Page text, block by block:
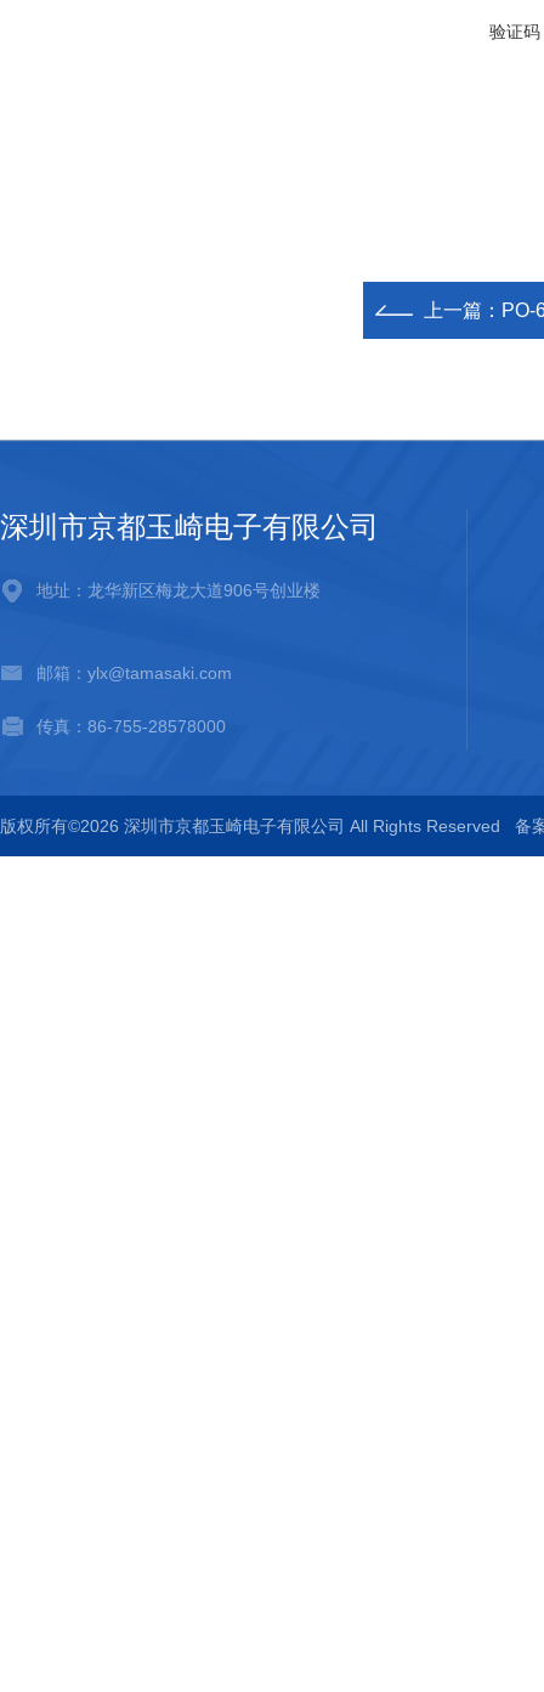
验证码
上一篇： PO-
深圳市京都玉崎电子有限公司
地址：龙华新区梅龙大道906号创业楼
邮箱：ylx@tamasaki.com
传真：86-755-28578000
版权所有©2026 深圳市京都玉崎电子有限公司 All Rights Reserved 备